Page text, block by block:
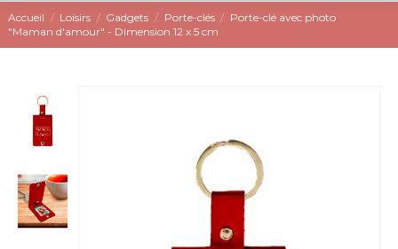
Accueil Loisirs Gadgets Porte-clés
Porte-clé avec photo
"Maman d'amour" - Dimension 12 x 5 cm